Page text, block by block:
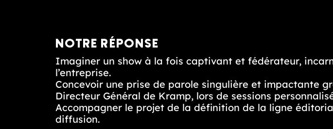
NOTRE RÉPONSE
Imaginer un show à la fois captivant et fédérateur,
l’entreprise.
Concevoir une prise de parole singulière et impactante
Directeur Général de Kramp, lors de sessions
Accompagner le projet de la définition de la ligne
diffusion.